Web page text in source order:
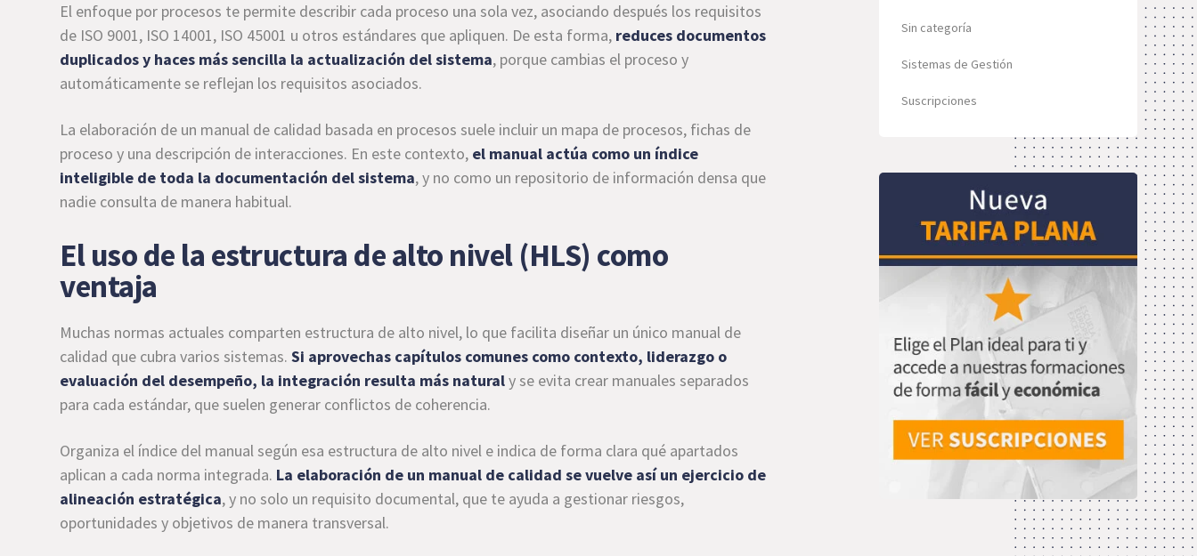
El enfoque por procesos te permite describir cada proceso una sola vez, asociando después los requisitos
de ISO 9001, ISO 14001, ISO 45001 u otros estándares que apliquen. De esta forma, reduces documentos
duplicados y haces más sencilla la actualización del sistema, porque cambias el proceso y
automáticamente se reflejan los requisitos asociados.
La elaboración de un manual de calidad basada en procesos suele incluir un mapa de procesos, fichas de
proceso y una descripción de interacciones. En este contexto, el manual actúa como un índice
inteligible de toda la documentación del sistema, y no como un repositorio de información densa que
nadie consulta de manera habitual.
El uso de la estructura de alto nivel (HLS) como
ventaja
Muchas normas actuales comparten estructura de alto nivel, lo que facilita diseñar un único manual de
calidad que cubra varios sistemas.Si aprovechas capítulos comunes como contexto, liderazgo o
evaluación del desempeño, la integración resulta más naturaly se evita crear manuales separados
para cada estándar, que suelen generar conflictos de coherencia.
Organiza el índice del manual según esa estructura de alto nivel e indica de forma clara qué apartados
aplican a cada norma integrada. La elaboración de un manual de calidad se vuelve así un ejercicio de
alineación estratégica, y no solo un requisito documental, que te ayuda a gestionar riesgos,
oportunidades y objetivos de manera transversal.
Sin categoría
Sistemas de Gestión
Suscripciones